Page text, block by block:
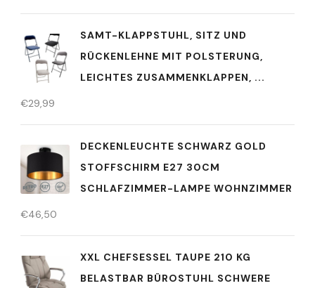
SAMT-KLAPPSTUHL, SITZ UND
RÜCKENLEHNE MIT POLSTERUNG,
LEICHTES ZUSAMMENKLAPPEN, ...
€29,99
DECKENLEUCHTE SCHWARZ GOLD
STOFFSCHIRM E27 30CM
SCHLAFZIMMER-LAMPE WOHNZIMMER
€46,50
XXL CHEFSESSEL TAUPE 210 KG
BELASTBAR BÜROSTUHL SCHWERE